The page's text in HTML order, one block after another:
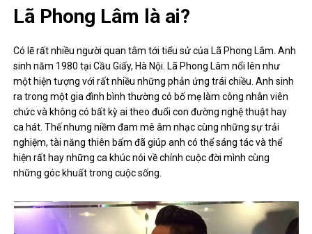
Lã Phong Lâm là ai?
Có lẽ rất nhiều người quan tâm tới tiểu sử của Lã Phong Lâm. Anh
sinh năm 1980 tại Cầu Giấy, Hà Nội. Lã Phong Lâm nổi lên như
một hiện tượng với rất nhiều những phản ứng trái chiều. Anh sinh
ra trong một gia đình bình thường có bố mẹ làm công nhân viên
chức và không có bất kỳ ai theo đuổi con đường nghệ thuật hay
ca hát. Thế nhưng niềm đam mê âm nhạc cùng những sự trải
nghiệm, tài năng thiên bẩm đã giúp anh có thể sáng tác và thể
hiện rất hay những ca khúc nói về chính cuộc đời mình cùng
những góc khuất trong cuộc sống.